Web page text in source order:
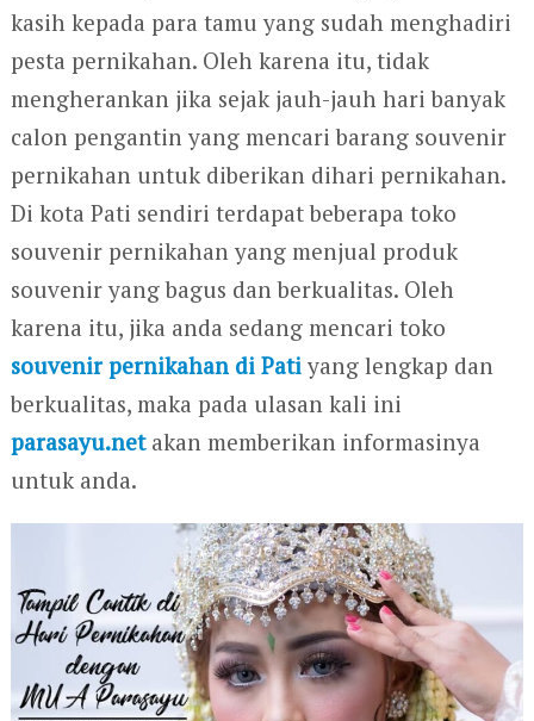
kasih kepada para tamu yang sudah menghadiri
pesta pernikahan. Oleh karena itu, tidak
mengherankan jika sejak jauh-jauh hari banyak
calon pengantin yang mencari barang souvenir
pernikahan untuk diberikan dihari pernikahan.
Di kota Pati sendiri terdapat beberapa toko
souvenir pernikahan yang menjual produk
souvenir yang bagus dan berkualitas. Oleh
karena itu, jika anda sedang mencari toko
souvenir pernikahan di Patiyang lengkap dan
berkualitas, maka pada ulasan kali ini
parasayu.netakan memberikan informasinya
untuk anda.